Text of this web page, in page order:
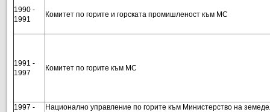
1990 -
1991
Комитет по горите и горската промишленост към МС
1991 -
1997
Комитет по горите към МС
1997 -
Национално управление по горите към Министерство на